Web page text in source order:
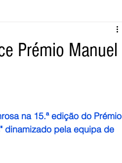
Prémio Manuel
na 15.ª edição do Prémio
dinamizado pela equipa de